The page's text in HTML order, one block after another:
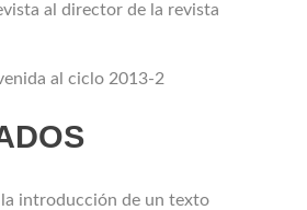
al director de la revista
al ciclo 2013-2
introducción de un texto